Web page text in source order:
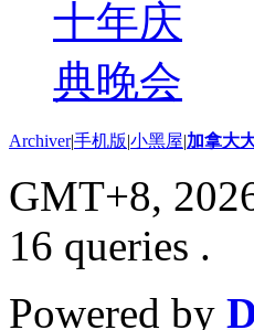
十年庆
典晚会
Archiver|手机版|小黑屋|加拿大
GMT+8,
16 queries .
Powered by